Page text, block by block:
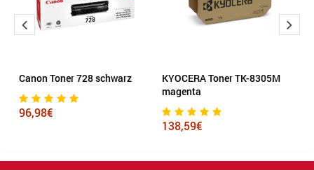
Canon Toner 728 schwarz
96,98€
KYOCERA Toner TK-8305M
magenta
138,59€